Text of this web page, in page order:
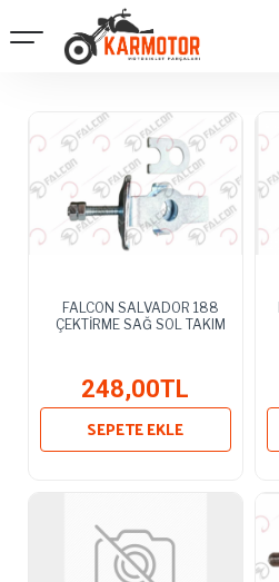
FALCON SALVADOR 188
ÇEKTİRME SAĞ SOL TAKIM
248,00TL
SEPETE EKLE